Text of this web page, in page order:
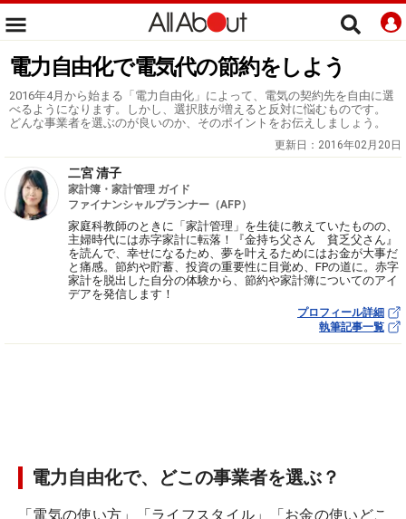
電力自由化で電気代の節約をしよう
2016年4月から始まる「電力自由化」によって、電気の契約先を自由に選
べるようになります。しかし、選択肢が増えると反対に悩むものです。
どんな事業者を選ぶのが良いのか、そのポイントをお伝えしましょう。
更新日： 2016年02月20日
二宮 清子
家計簿・家計管理 ガイド
ファイナンシャルプランナー（AFP）
家庭科教師のときに「家計管理」を生徒に教えていたものの、
主婦時代には赤字家計に転落！『金持ち父さん 貧乏父さん』
を読んで、幸せになるため、夢を叶えるためにはお金が大事だ
と痛感。節約や貯蓄、投資の重要性に目覚め、FPの道に。赤字
家計を脱出した自分の体験から、節約や家計簿についてのアイ
デアを発信します！
プロフィール詳細
執筆記事一覧
電力自由化で、どこの事業者を選ぶ？
「電気の使い方」「ライフスタイル」「お金の使いどこ